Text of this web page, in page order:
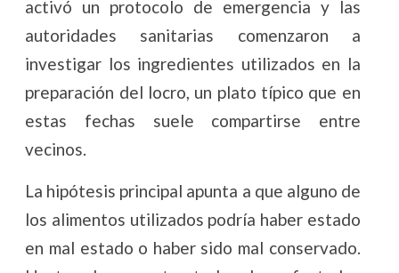
activó un protocolo de emergencia y las
autoridades sanitarias comenzaron a
investigar los ingredientes utilizados en la
preparación del locro, un plato típico que en
estas fechas suele compartirse entre
vecinos.
La hipótesis principal apunta a que alguno de
los alimentos utilizados podría haber estado
en mal estado o haber sido mal conservado.